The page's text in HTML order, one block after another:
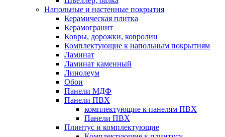
Напольные и настенные покрытия
Керамическая плитка
Керамогранит
Ковры, дорожки, ковролин
Комплектующие к напольным покрытиям
Ламинат
Ламинат каменный
Линолеум
Обои
Панели МДФ
Панели ПВХ
комплектующие к панелям ПВХ
Панели ПВХ
Плинтус и комплектующие